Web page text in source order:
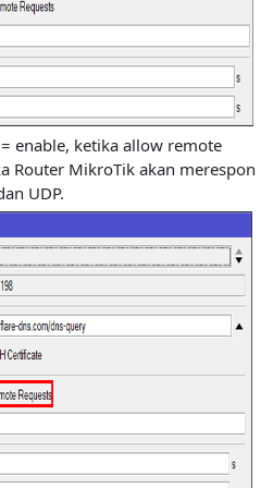
enable, ketika allow remote
Router MikroTik akan merespon
UDP.